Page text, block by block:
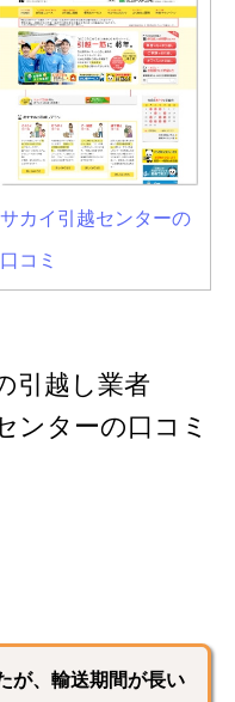
サカイ引越センターの
口コミ
引越し業者
ンターの口コミ
が、輸送期間が長い